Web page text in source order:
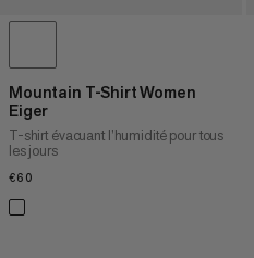
Mountain T-Shirt Women
Eiger
T-shirt évacuant l’humidité pour tous
les jours
€60